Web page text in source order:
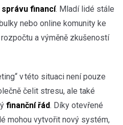
financí. Mladí lidé stále
nebo online komunity ke
a výměně zkušeností
v této situaci není pouze
čelit stresu, ale také
finanční řád. Díky otevřené
mohou vytvořit nový systém,